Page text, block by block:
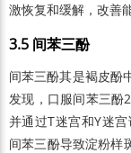
激恢复和缓解，改善
3.5 间苯三酚
间苯三酚其是褐皮酚
发现，口服间苯三酚
并通过T迷宫和Y迷
间苯三酚导致淀粉样